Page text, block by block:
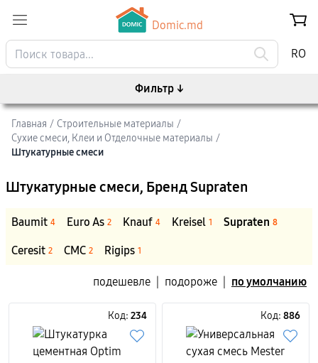
Domic.md
RO
Главная / Строительные материалы /
Сухие смеси, Клеи и Отделочные материалы /
Штукатурные смеси
Штукатурные смеси, Бренд Supraten
Baumit 4 Euro As 2 Knauf 4 Kreisel 1 Supraten 8
Ceresit 2 CMC 2 Rigips 1
подешевле подороже по умолчанию
Код: 234 Код: 886
Фильтр ↓